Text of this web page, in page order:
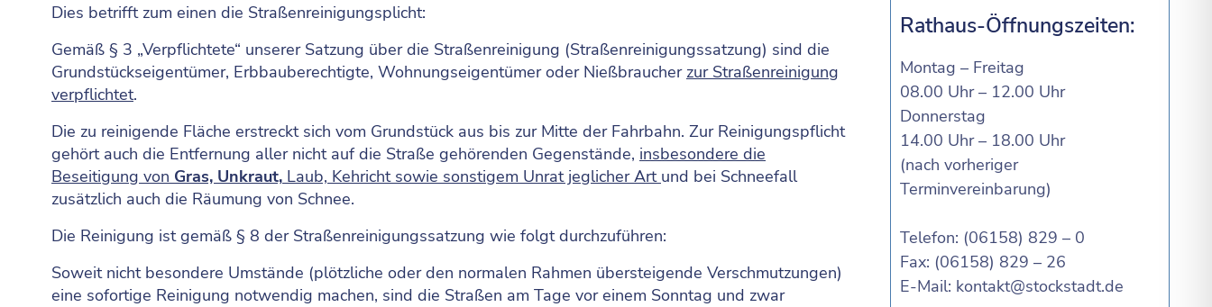
Dies betrifft zum einen die Straßenreinigungsplicht:
Gemäß § 3 „Verpflichtete“ unserer Satzung über die Straßenreinigung (Straßenreinigungssatzung) sind die
Grundstückseigentümer, Erbbauberechtigte, Wohnungseigentümer oder Nießbraucher zur Straßenreinigung
verpflichtet.
Die zu reinigende Fläche erstreckt sich vom Grundstück aus bis zur Mitte der Fahrbahn. Zur Reinigungspflicht
gehört auch die Entfernung aller nicht auf die Straße gehörenden Gegenstände, insbesondere die
Beseitigung von Gras, Unkraut, Laub, Kehricht sowie sonstigem Unrat jeglicher Art und bei Schneefall
zusätzlich auch die Räumung von Schnee.
Die Reinigung ist gemäß § 8 der Straßenreinigungssatzung wie folgt durchzuführen:
Soweit nicht besondere Umstände (plötzliche oder den normalen Rahmen übersteigende Verschmutzungen)
eine sofortige Reinigung notwendig machen, sind die Straßen am Tage vor einem Sonntag und zwar
Rathaus-Öffnungszeiten:
Montag – Freitag
08.00 Uhr – 12.00 Uhr
Donnerstag
14.00 Uhr – 18.00 Uhr
(nach vorheriger
Terminvereinbarung)
Telefon: (06158) 829 – 0
Fax: (06158) 829 – 26
E-Mail: kontakt@stockstadt.de